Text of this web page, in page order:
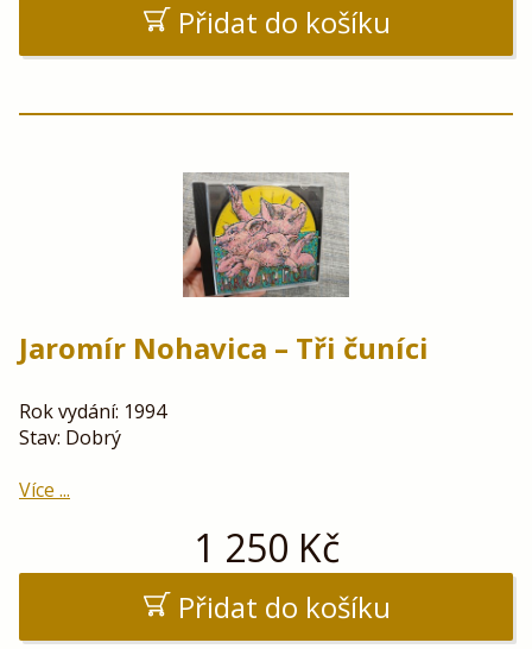
Přidat do košíku
Jaromír Nohavica – Tři čuníci
Rok vydání: 1994
Stav: Dobrý
Více ...
1 250 Kč
Přidat do košíku